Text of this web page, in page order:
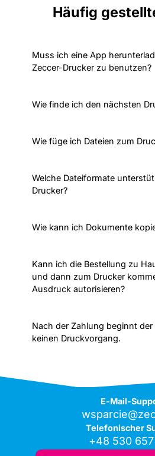
Häufig
Muss ich eine App
Zeccer-Drucker zu benutzen?
Wie finde ich den nächsten
Wie füge ich Dateien zum
Welche Dateiformate
Drucker?
Wie kann ich Dokumente
Kann ich die Bestellung zu
und dann zum Drucker
Ausdruck autorisieren?
Nach der Zahlung beginnt
keinen Druckvorgang.
E-Mail-
Telefonischer
+48 530